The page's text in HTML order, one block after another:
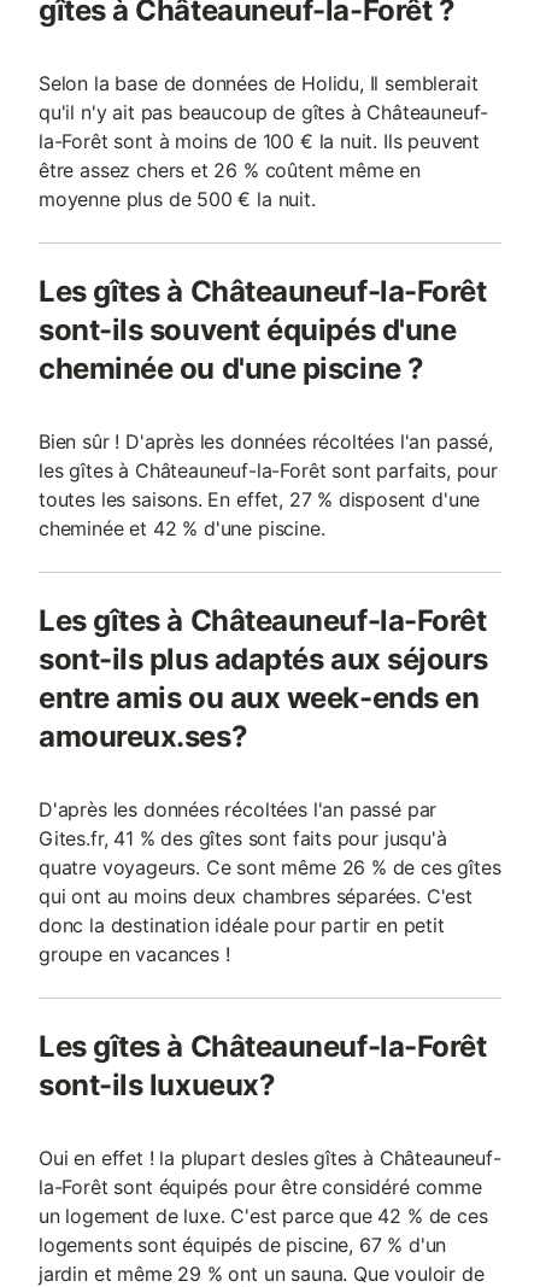
gîtes à Châteauneuf-la-Forêt ?
Selon la base de données de Holidu, Il semblerait
qu'il n'y ait pas beaucoup de gîtes à Châteauneuf-
la-Forêt sont à moins de 100 € la nuit. Ils peuvent
être assez chers et 26 % coûtent même en
moyenne plus de 500 € la nuit.
Les gîtes à Châteauneuf-la-Forêt
sont-ils souvent équipés d'une
cheminée ou d'une piscine ?
Bien sûr ! D'après les données récoltées l'an passé,
les gîtes à Châteauneuf-la-Forêt sont parfaits, pour
toutes les saisons. En effet, 27 % disposent d'une
cheminée et 42 % d'une piscine.
Les gîtes à Châteauneuf-la-Forêt
sont-ils plus adaptés aux séjours
entre amis ou aux week-ends en
amoureux.ses?
D'après les données récoltées l'an passé par
Gites.fr, 41 % des gîtes sont faits pour jusqu'à
quatre voyageurs. Ce sont même 26 % de ces gîtes
qui ont au moins deux chambres séparées. C'est
donc la destination idéale pour partir en petit
groupe en vacances !
Les gîtes à Châteauneuf-la-Forêt
sont-ils luxueux?
Oui en effet ! la plupart desles gîtes à Châteauneuf-
la-Forêt sont équipés pour être considéré comme
un logement de luxe. C'est parce que 42 % de ces
logements sont équipés de piscine, 67 % d'un
jardin et même 29 % ont un sauna. Que vouloir de